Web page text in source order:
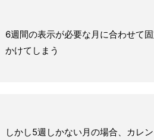
6週間の表示が必要な月に合わせて
かけてしまう
しかし5週しかない月の場合、カレ